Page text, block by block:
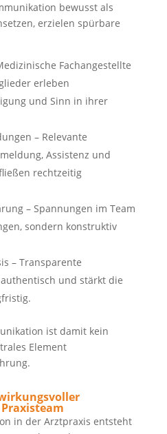
bewusst als
erzielen spürbare
Fachangestellte
erleben
und Sinn in ihrer
– Relevante
Assistenz und
rechtzeitig
– Spannungen im Team
sondern konstruktiv
– Transparente
und stärkt die
ist damit kein
Element
in der Arztpraxis entsteht